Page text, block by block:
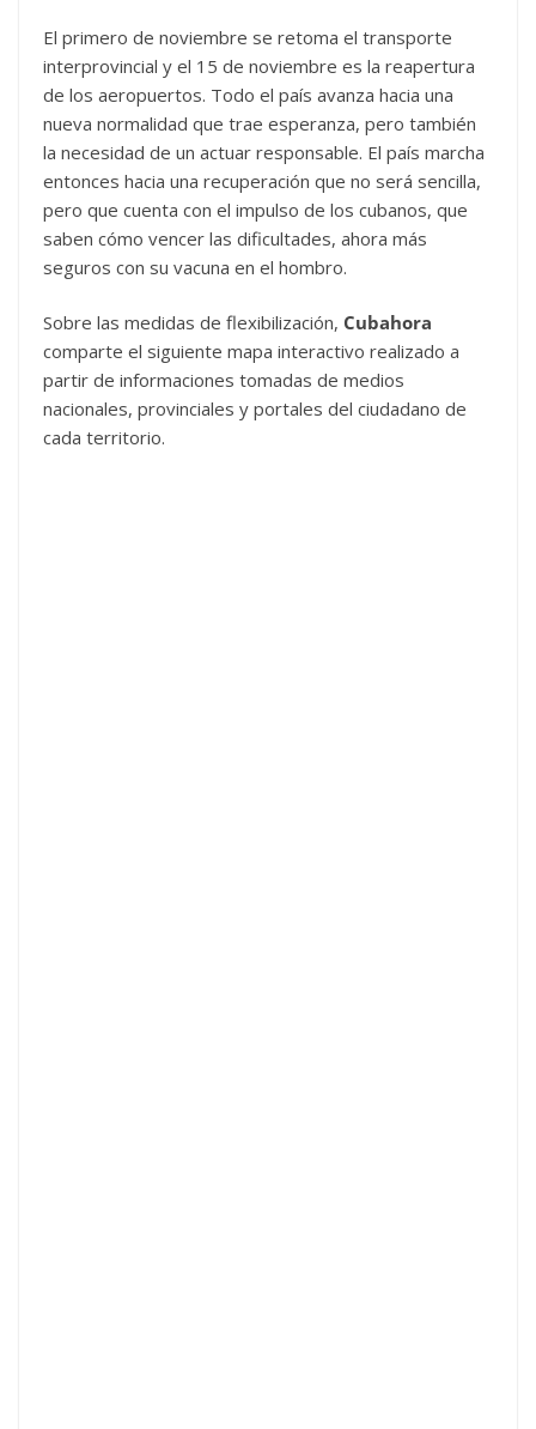
El primero de noviembre se retoma el transporte
interprovincial y el 15 de noviembre es la reapertura
de los aeropuertos. Todo el país avanza hacia una
nueva normalidad que trae esperanza, pero también
la necesidad de un actuar responsable. El país marcha
entonces hacia una recuperación que no será sencilla,
pero que cuenta con el impulso de los cubanos, que
saben cómo vencer las dificultades, ahora más
seguros con su vacuna en el hombro.
Sobre las medidas de flexibilización, Cubahora
comparte el siguiente mapa interactivo realizado a
partir de informaciones tomadas de medios
nacionales, provinciales y portales del ciudadano de
cada territorio.